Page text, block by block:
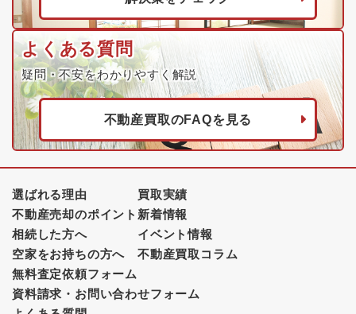
よくある質問
疑問・不安をわかりやすく解説
不動産買取のFAQを見る
選ばれる理由
不動産売却のポイント
相続した方へ
空家をお持ちの方へ
買取実績
新着情報
イベント情報
不動産買取コラム
無料査定依頼フォーム
資料請求・お問い合わせフォーム